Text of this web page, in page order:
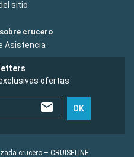
sitio
crucero
Asistencia
ofertas
OK
crucero – CRUISELINE